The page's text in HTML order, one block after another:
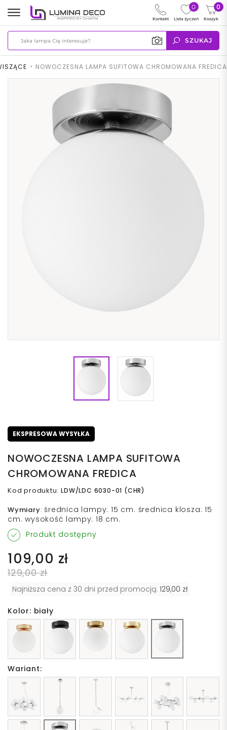
SZUKAJ
0
Koszyk
0
Lista życzeń
Kontakt
> NOWOCZESNA LAMPA SUFITOWA CHROMOWANA FREDICA
EKSPRESOWA WYSYŁKA
NOWOCZESNA LAMPA SUFITOWA
CHROMOWANA FREDICA
Kod produktu:LDW/LDC 6030-01 (CHR)
Wymiary: średnica lampy: 15 cm. średnica klosza: 15
cm. wysokość lampy: 18 cm.
Produkt dostępny
109,00 zł
129,00 zł
Najniższa cena z 30 dni przed promocją: 129,00 zł
Kolor: biały
Wariant: